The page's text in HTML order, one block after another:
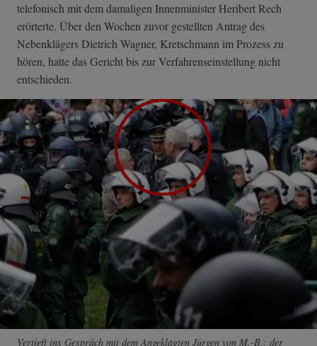
telefonisch mit dem damaligen Innenminister Heribert Rech
erörterte. Über den Wochen zuvor gestellten Antrag des
Nebenklägers Dietrich Wagner, Kretschmann im Prozess zu
hören, hatte das Gericht bis zur Verfahrenseinstellung nicht
entschieden.
Vertieft ins Gespräch mit dem Angeklagten Jürgen von M.-B.: der